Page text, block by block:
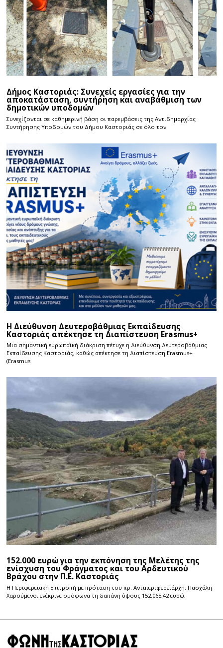
Δήμος Καστοριάς: Συνεχείς εργασίες για την
αποκατάσταση, συντήρηση και αναβάθμιση των
δημοτικών υποδομών
Συνεχίζονται σε καθημερινή βάση οι παρεμβάσεις της Αντιδημαρχίας
Συντήρησης Υποδομών του Δήμου Καστοριάς σε όλο τον
Η Διεύθυνση Δευτεροβάθμιας Εκπαίδευσης
Καστοριάς απέκτησε τη Διαπίστευση Erasmus+
Μια σημαντική ευρωπαϊκή διάκριση πέτυχε η Διεύθυνση Δευτεροβάθμιας
Εκπαίδευσης Καστοριάς, καθώς απέκτησε τη Διαπίστευση Erasmus+
(Erasmus
152.000 ευρώ για την εκπόνηση της Μελέτης της
ενίσχυση του Φράγματος και του Αρδευτικού
Βράχου στην Π.Ε. Καστοριάς
Η Περιφερειακή Επιτροπή με πρόταση του πρ. Αντιπεριφερειάρχη, Πασχάλη
Χαρούμενο, ενέκρινε ομόφωνα τη δαπάνη ύψους 152.065,42 ευρώ,